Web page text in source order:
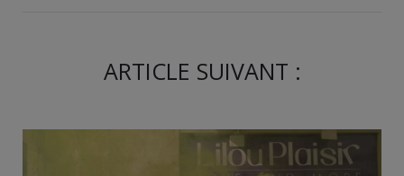
ARTICLE SUIVANT :